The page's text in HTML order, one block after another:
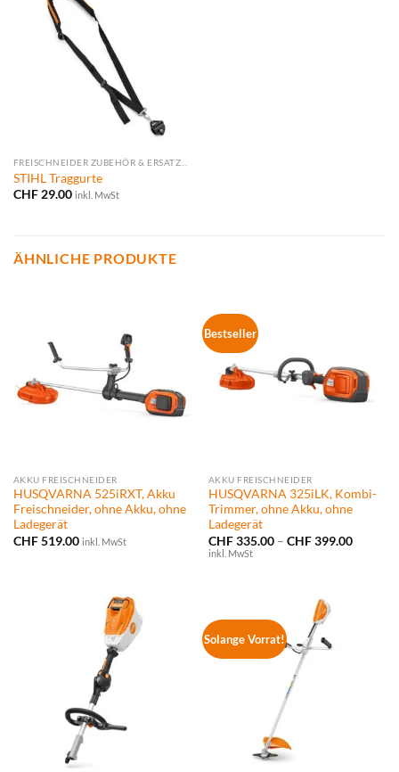
FREISCHNEIDER ZUBEHÖR & ERSATZTEILE
STIHL Traggurte
CHF29.00 inkl. MwSt
ÄHNLICHE PRODUKTE
AKKU FREISCHNEIDER
HUSQVARNA 525iRXT, Akku
Freischneider, ohne Akku, ohne
Ladegerät
CHF519.00 inkl. MwSt
Bestseller
AKKU FREISCHNEIDER
HUSQVARNA 325iLK, Kombi-
Trimmer, ohne Akku, ohne
Ladegerät
CHF335.00 – CHF399.00
inkl. MwSt
Solange Vorrat!